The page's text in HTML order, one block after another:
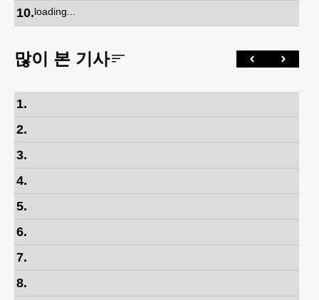
10.loading...
많이 본 기사
1.
2.
3.
4.
5.
6.
7.
8.